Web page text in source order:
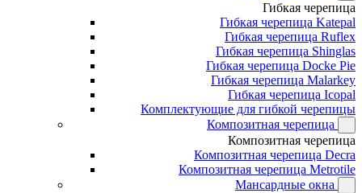
Гибкая черепица
Гибкая черепица Katepal
Гибкая черепица Ruflex
Гибкая черепица Shinglas
Гибкая черепица Docke Pie
Гибкая черепица Malarkey
Гибкая черепица Icopal
Комплектующие для гибкой черепицы
Композитная черепица
Композитная черепица
Композитная черепица Decra
Композитная черепица Metrotile
Мансардные окна